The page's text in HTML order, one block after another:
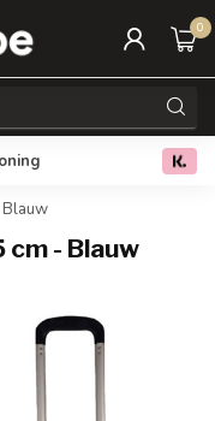
0
Gratis
cm - Blauw